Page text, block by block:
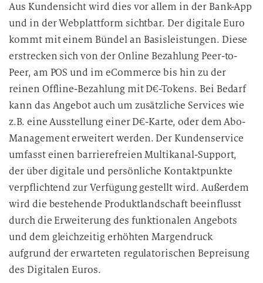
Aus Kundensicht wird dies vor allem in der Bank-App
und in der Webplattform sichtbar. Der digitale Euro
kommt mit einem Bündel an Basisleistungen. Diese
erstrecken sich von der Online Bezahlung Peer-to-
Peer, am POS und im eCommerce bis hin zu der
reinen Offline-Bezahlung mit D€-Tokens. Bei Bedarf
kann das Angebot auch um zusätzliche Services wie
z.B. eine Ausstellung einer D€-Karte, oder dem Abo-
Management erweitert werden. Der Kundenservice
umfasst einen barrierefreien Multikanal-Support,
der über digitale und persönliche Kontaktpunkte
verpflichtend zur Verfügung gestellt wird. Außerdem
wird die bestehende Produktlandschaft beeinflusst
durch die Erweiterung des funktionalen Angebots
und dem gleichzeitig erhöhten Margendruck
aufgrund der erwarteten regulatorischen Bepreisung
des Digitalen Euros.